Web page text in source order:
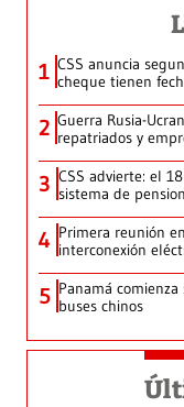
1 CSS anuncia
cheque tienen
2 Guerra Rusia-
repatriados y
3 CSS advierte: el
sistema de
4 Primera reunión
interconexión
5 Panamá
buses chinos